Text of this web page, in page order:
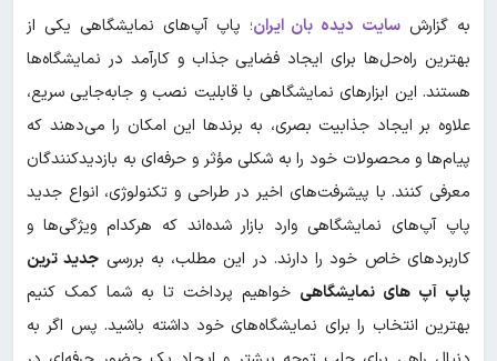
به گزارش سایت دیده بان ایران؛ پاپ آپ‌های نمایشگاهی یکی از
بهترین راه‌حل‌ها برای ایجاد فضایی جذاب و کارآمد در نمایشگاه‌ها
هستند. این ابزارهای نمایشگاهی با قابلیت نصب و جابه‌جایی سریع،
علاوه بر ایجاد جذابیت بصری، به برندها این امکان را می‌دهند که
پیام‌ها و محصولات خود را به شکلی مؤثر و حرفه‌ای به بازدیدکنندگان
معرفی کنند. با پیشرفت‌های اخیر در طراحی و تکنولوژی، انواع جدید
پاپ آپ‌های نمایشگاهی وارد بازار شده‌اند که هرکدام ویژگی‌ها و
کاربردهای خاص خود را دارند. در این مطلب، به بررسی جدید ترین
پاپ آپ های نمایشگاهی خواهیم پرداخت تا به شما کمک کنیم
بهترین انتخاب را برای نمایشگاه‌های خود داشته باشید. پس اگر به